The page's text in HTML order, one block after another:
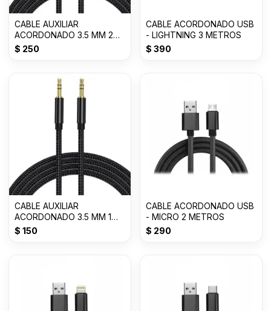
CABLE AUXILIAR
ACORDONADO 3.5 MM 2
METROS
$ 250
CABLE ACORDONADO USB
- LIGHTNING 3 METROS
$ 390
CABLE AUXILIAR
ACORDONADO 3.5 MM 1
METRO
$ 150
CABLE ACORDONADO USB
- MICRO 2 METROS
$ 290